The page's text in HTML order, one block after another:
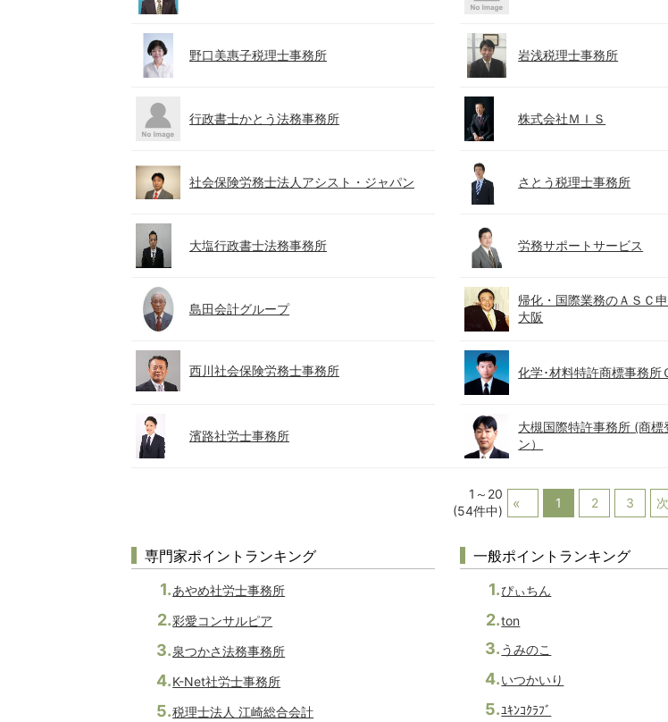
野口美惠子税理士事務所 岩浅税理士事務所
行政書士かとう法務事務所 株式会社ＭＩＳ
社会保険労務士法人アシスト・ジャパン さとう税理士事務所
大塩行政書士法務事務所 労務サポートサービス
島田会計グループ
帰化・国際業務のＡＳＣ
大阪
西川社会保険労務士事務所 化学･材料特許商標事務所
濱路社労士事務所
大槻国際特許事務所 (商標
ン）
1～20
(54件中)
1 2 3
専門家ポイントランキング
あやめ社労士事務所
彩愛コンサルピア
泉つかさ法務事務所
K-Net社労士事務所
税理士法人 江崎総合会計
一般ポイントランキング
ぴぃちん
ton
うみのこ
いつかいり
ﾕｷﾝｺｸﾗﾌﾞ